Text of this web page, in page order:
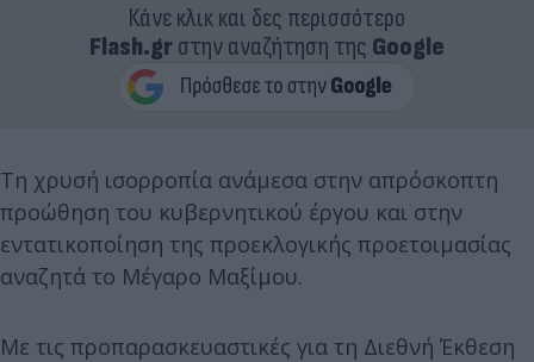
Κάνε κλικ και δες περισσότερο
Flash.grστην αναζήτηση της Google
Τη χρυσή ισορροπία ανάμεσα στην απρόσκοπτη
προώθηση του κυβερνητικού έργου και στην
εντατικοποίηση της προεκλογικής προετοιμασίας
αναζητά το Μέγαρο Μαξίμου.
Με τις προπαρασκευαστικές για τη Διεθνή Έκθεση